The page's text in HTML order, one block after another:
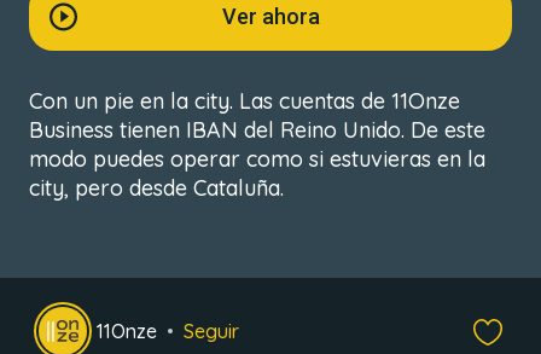
Ver ahora
Con un pie en la city. Las cuentas de 11Onze
Business tienen IBAN del Reino Unido. De este
modo puedes operar como si estuvieras en la
city, pero desde Cataluña.
11Onze Seguir